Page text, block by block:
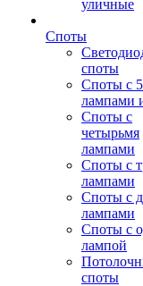
уличные
Споты
споты
Споты с 5
лампами
Споты с
четырьмя
лампами
Споты с
лампами
Споты с
лампами
Споты с
лампой
споты